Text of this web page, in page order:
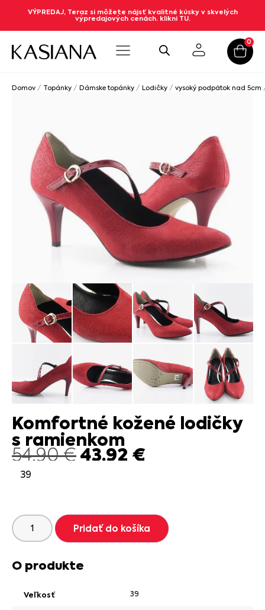
VÝPREDAJ, Teraz si môžete nájsť kvalitné kúsky v skvelých
výpredajových cenách. klikni TU.
0
Domov / Topánky / Dámske topánky / Lodičky / vysoký podpätok nad 5cm
Komfortné kožené lodičky
s ramienkom
54.90€43.92 €
39
Pridať do košíka
O produkte
Veľkosť 39